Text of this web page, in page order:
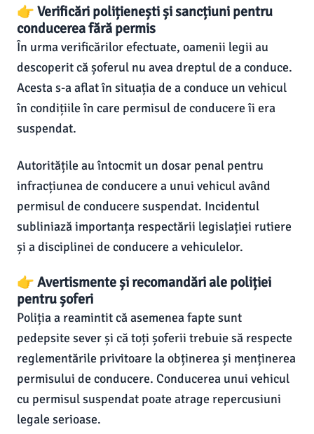
👉 Verificări polițienești și sancțiuni pentru
conducerea fără permis
În urma verificărilor efectuate, oamenii legii au
descoperit că șoferul nu avea dreptul de a conduce.
Acesta s-a aflat în situația de a conduce un vehicul
în condițiile în care permisul de conducere îi era
suspendat.
Autoritățile au întocmit un dosar penal pentru
infracțiunea de conducere a unui vehicul având
permisul de conducere suspendat. Incidentul
subliniază importanța respectării legislației rutiere
și a disciplinei de conducere a vehiculelor.
👉 Avertismente și recomandări ale poliției
pentru șoferi
Poliția a reamintit că asemenea fapte sunt
pedepsite sever și că toți șoferii trebuie să respecte
reglementările privitoare la obținerea și menținerea
permisului de conducere. Conducerea unui vehicul
cu permisul suspendat poate atrage repercusiuni
legale serioase.